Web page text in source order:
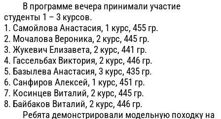
В программе вечера принимали участие
студенты 1 – 3 курсов.
1. Самойлова Анастасия, 1 курс, 455 гр.
2. Мочалова Вероника, 2 курс, 445 гр.
3. Жукевич Елизавета, 2 курс, 441 гр.
4. Гассельбах Виктория, 2 курс, 446 гр.
5. Базылева Анастасия, 3 курс, 435 гр.
6. Санфиров Алексей, 1 курс, 451 гр.
7. Косинцев Виталий, 2 курс, 445 гр.
8. Байбаков Виталий, 2 курс, 446 гр.
Ребята демонстрировали модельную походку на